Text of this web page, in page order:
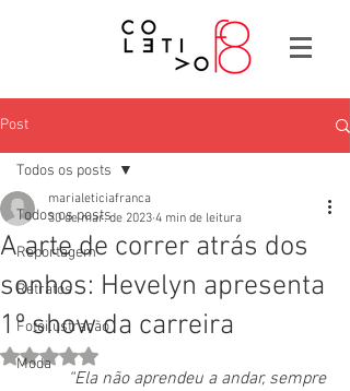
Post
Todos os posts
Reportagem
Retratos
Fotoilustração
Moda
Todos os posts
A arte de correr atrás dos
sonhos: Hevelyn apresenta
1º show da carreira
marialeticiafranca
30 de mar. de 2023 4 min de leitura
Avaliado com NaN de 5 estrelas.
“Ela não aprendeu a andar, sempre